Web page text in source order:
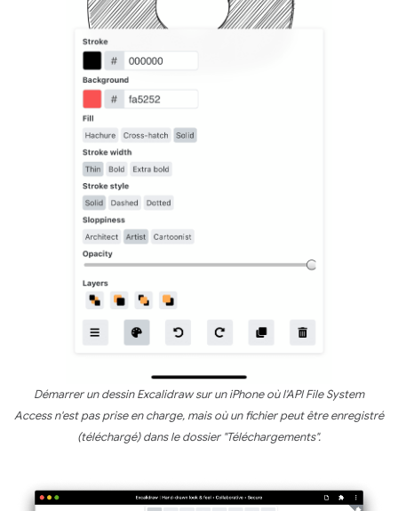
Démarrer un dessin Excalidraw sur un iPhone où l'API File System
Access n'est pas prise en charge, mais où un fichier peut être enregistré
(téléchargé) dans le dossier "Téléchargements".